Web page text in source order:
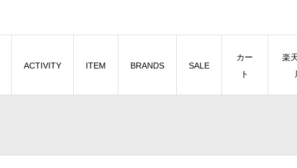
ACTIVITY ITEM BRANDS SALE
カー
ト
楽